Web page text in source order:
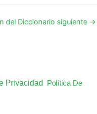
del Diccionario siguiente →
Privacidad
Política De